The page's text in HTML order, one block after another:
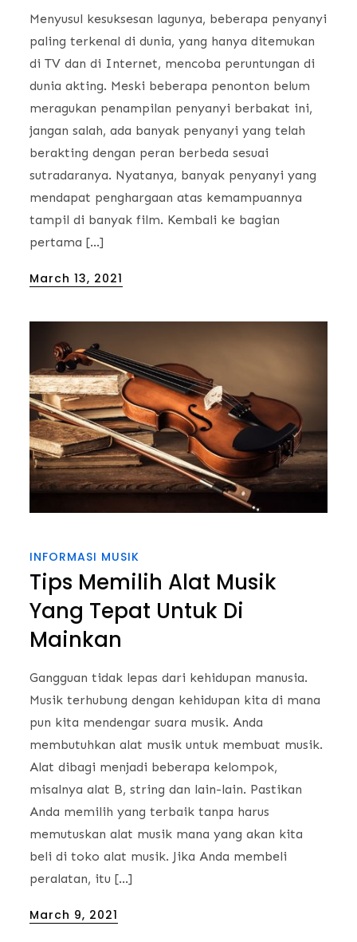
Menyusul kesuksesan lagunya, beberapa penyanyi
paling terkenal di dunia, yang hanya ditemukan
di TV dan di Internet, mencoba peruntungan di
dunia akting. Meski beberapa penonton belum
meragukan penampilan penyanyi berbakat ini,
jangan salah, ada banyak penyanyi yang telah
berakting dengan peran berbeda sesuai
sutradaranya. Nyatanya, banyak penyanyi yang
mendapat penghargaan atas kemampuannya
tampil di banyak film. Kembali ke bagian
pertama […]
Posted
March 13, 2021
INFORMASI MUSIK
Tips Memilih Alat Musik
Yang Tepat Untuk Di
Mainkan
Gangguan tidak lepas dari kehidupan manusia.
Musik terhubung dengan kehidupan kita di mana
pun kita mendengar suara musik. Anda
membutuhkan alat musik untuk membuat musik.
Alat dibagi menjadi beberapa kelompok,
misalnya alat B, string dan lain-lain. Pastikan
Anda memilih yang terbaik tanpa harus
memutuskan alat musik mana yang akan kita
beli di toko alat musik. Jika Anda membeli
peralatan, itu […]
Posted
March 9, 2021